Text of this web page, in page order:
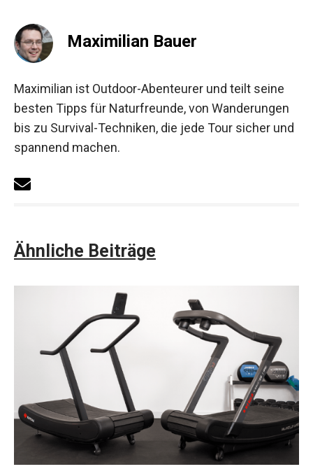
Maximilian Bauer
Maximilian ist Outdoor-Abenteurer und teilt seine
besten Tipps für Naturfreunde, von Wanderungen
bis zu Survival-Techniken, die jede Tour sicher und
spannend machen.
Ähnliche Beiträge